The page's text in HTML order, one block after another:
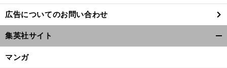
し
い
ウ
ィ
ン
広告についてのお問い合わせ
集英社サイト
マンガ